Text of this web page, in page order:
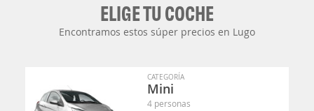
ELIGE TU COCHE
Encontramos estos súper precios en Lugo
CATEGORÍA
Mini
4 personas